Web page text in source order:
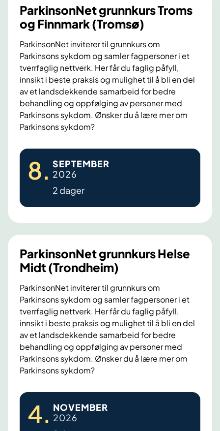
ParkinsonNet grunnkurs Troms
og Finnmark (Tromsø)
ParkinsonNet inviterer til grunnkurs om
Parkinsons sykdom og samler fagpersoner i et
tverrfaglig nettverk. Her får du faglig påfyll,
innsikt i beste praksis og mulighet til å bli en del
av et landsdekkende samarbeid for bedre
behandling og oppfølging av personer med
Parkinsons sykdom. Ønsker du å lære mer om
Parkinsons sykdom?
P
n
s
o
n
N
e
t
g
r
u
n
n
u
8. SEPTEMBER
2026
2 dager
ParkinsonNet grunnkurs Helse
Midt (Trondheim)
ParkinsonNet inviterer til grunnkurs om
Parkinsons sykdom og samler fagpersoner i et
tverrfaglig nettverk. Her får du faglig påfyll,
innsikt i beste praksis og mulighet til å bli en del
av et landsdekkende samarbeid for bedre
behandling og oppfølging av personer med
Parkinsons sykdom. Ønsker du å lære mer om
Parkinsons sykdom?
P
4. NOVEMBER
2026